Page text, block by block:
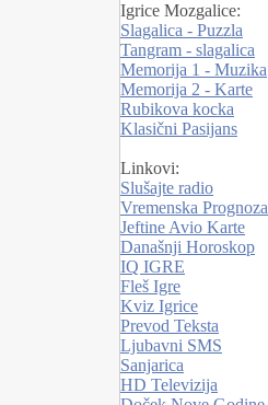
Igrice Mozgalice:
Slagalica - Puzzla
Tangram - slagalica
Memorija 1 - Muzika
Memorija 2 - Karte
Rubikova kocka
Klasični Pasijans
Linkovi:
Slušajte radio
Vremenska Prognoza
Jeftine Avio Karte
Današnji Horoskop
IQ IGRE
Fleš Igre
Kviz Igrice
Prevod Teksta
Ljubavni SMS
Sanjarica
HD Televizija